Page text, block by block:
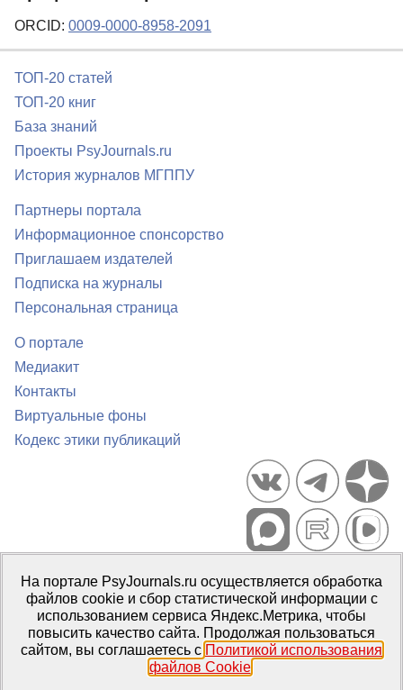
ORCID: 0009-0000-8958-2091
ТОП-20 статей
ТОП-20 книг
База знаний
Проекты PsyJournals.ru
История журналов МГППУ
Партнеры портала
Информационное спонсорство
Приглашаем издателей
Подписка на журналы
Персональная страница
О портале
Медиакит
Контакты
Виртуальные фоны
Кодекс этики публикаций
Портал психологических изданий PsyJournals.ru, 2007–2026
Правила использования материалов
Свидетельство регистрации СМИЭл № ФС77-66447 от 14 июля
2016 г.
Издатель: ФГБОУ ВО МГППУ
На портале PsyJournals.ru осуществляется обработка
файлов cookie и сбор статистической информации с
использованием сервиса Яндекс.Метрика, чтобы
повысить качество сайта. Продолжая пользоваться
сайтом, вы соглашаетесь с Политикой использования
файлов Cookie.